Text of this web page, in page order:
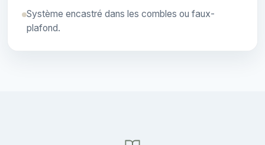
Système encastré dans les combles ou faux-
plafond.